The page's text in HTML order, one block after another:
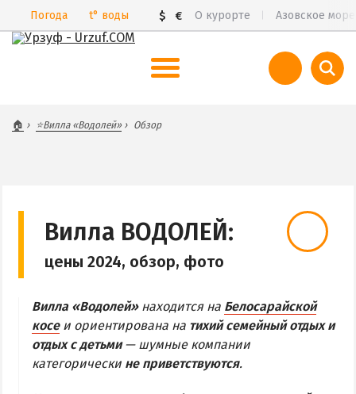
Погода t° воды $ € О курорте Азовское море
Все веб-камеры
БАБАХ-ТАРАМА
БЕЛОСАРАЙСКАЯ КОСА
МЕЛЕКИНО
🏠 ⭐Вилла «Водолей» Обзор
Вилла ВОДОЛЕЙ:
цены 2024, обзор, фото
Вилла «Водолей»находится на Белосарайской
косеи ориентирована на тихий семейный отдых и
отдых с детьми— шумные компании
категорически не приветствуются.